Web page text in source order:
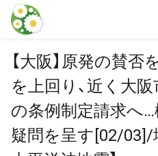
本文に飛ぶ
【大阪】原発の賛
を上回り、近く大
の条例制定請求へ
疑問を呈す[02/03]/